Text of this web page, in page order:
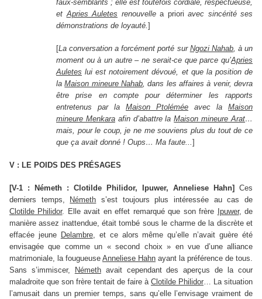
faux-semblants ; elle est toutefois cordiale, respectueuse,
etApries Auletes renouvelle a priori avec sincérité ses
démonstrations de loyauté.]
[La conversation a forcément porté sur Ngozi Nahab, à un
moment ou à un autre – ne serait-ce que parce qu’Apries
Auletes lui est notoirement dévoué, et que la position de
laMaison mineure Nahab, dans les affaires à venir, devra
être prise en compte pour déterminer les rapports
entretenus par la Maison Ptolémée avec la Maison
mineure Menkaraafin d’abattre laMaison mineure Arat…
mais, pour le coup, je ne me souviens plus du tout de ce
que ça avait donné ! Oups… Ma faute...]
V : LE POIDS DES PRÉSAGES
[V-1 : Németh : Clotilde Philidor, Ipuwer, Anneliese Hahn]
Ces
derniers temps,
Németh s’est toujours plus intéressée au cas de
Clotilde Philidor. Elle avait en effet remarqué que son frère Ipuwer, de
manière assez inattendue, était tombé sous le charme de la discrète et
effacée jeune Delambre, et ce alors même qu’elle n’avait guère été
envisagée que comme un « second choix » en vue d’une alliance
matrimoniale, la fougueuse Anneliese Hahn ayant la préférence de tous.
Sans s’immiscer,
Némethavait cependant des aperçus de la cour
maladroite que son frère tentait de faire à Clotilde Philidor… La situation
l’amusait dans un premier temps, sans qu’elle l’envisage vraiment de